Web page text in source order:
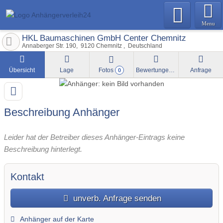
Menu
HKL Baumaschinen GmbH Center Chemnitz
Annaberger Str. 190 9120 Chemnitz Deutschland
Übersicht Lage Fotos 0 Bewertungen Anfrage
Beschreibung Anhänger
Leider hat der Betreiber dieses Anhänger-Eintrags keine
Beschreibung hinterlegt.
Kontakt
unverb. Anfrage senden
Anhänger auf der Karte